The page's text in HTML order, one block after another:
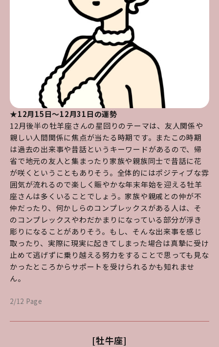
★12月15日～12月31日の運勢
12月後半の牡羊座さんの星回りのテーマは、友人関係や
親しい人間関係に焦点が当たる時期です。またこの時期
は過去の出来事や昔話というキーワードがあるので、帰
省で地元の友人と集まったり家族や親族同士で昔話に花
が咲くということもありそう。全体的にはポジティブな雰
囲気が流れるので楽しく賑やかな年末年始を迎える牡羊
座さんは多くいることでしょう。家族や親戚との仲が不
仲だったり、何かしらのコンプレックスがある人は、そ
のコンプレックスやわだかまりになっている部分が浮き
彫りになることがありそう。もし、そんな出来事を感じ
取ったり、実際に現実に起きてしまった場合は真摯に受け
止めて逃げずに乗り越える努力をすることで思っても見な
かったところからサポートを受けられるかも知れませ
ん。
2/12 Page
[牡牛座]